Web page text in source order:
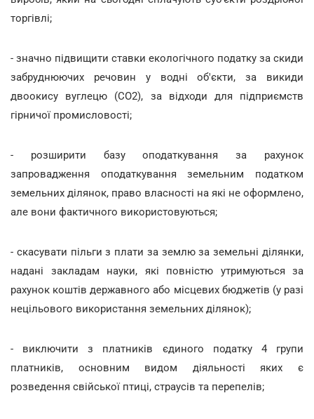
торгівлі;
- значно підвищити ставки екологічного податку за скиди
забруднюючих речовин у водні об'єкти, за викиди
двоокису вуглецю (СО2), за відходи для підприємств
гірничої промисловості;
- розширити базу оподаткування за рахунок
запровадження оподаткування земельним податком
земельних ділянок, право власності на які не оформлено,
але вони фактичного використовуються;
- скасувати пільги з плати за землю за земельні ділянки,
надані закладам науки, які повністю утримуються за
рахунок коштів державного або місцевих бюджетів (у разі
нецільового використання земельних ділянок);
- виключити з платників єдиного податку 4 групи
платників, основним видом діяльності яких є
розведення свійської птиці, страусів та перепелів;